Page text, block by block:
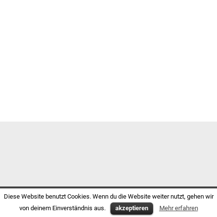
Diese Website benutzt Cookies. Wenn du die Website weiter nutzt, gehen wir
von deinem Einverständnis aus.
akzeptieren Mehr erfahren